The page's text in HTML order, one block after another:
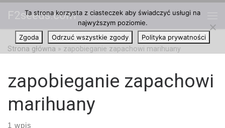
Przejdź do treści
F2seeds.com
Strona główna » zapobieganie zapachowi marihuany
zapobieganie zapachowi
marihuany
1 wpis
Ta strona korzysta z ciasteczek aby świadczyć usługi na
najwyższym poziomie.
Zgoda
Odrzuć wszystkie zgody Polityka prywatności